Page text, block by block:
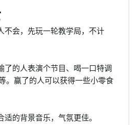
不会，先玩一轮教学局，不计
了的人表演个节目、喝一口特调
。赢了的人可以获得一些小零食
适的背景音乐，气氛更佳。